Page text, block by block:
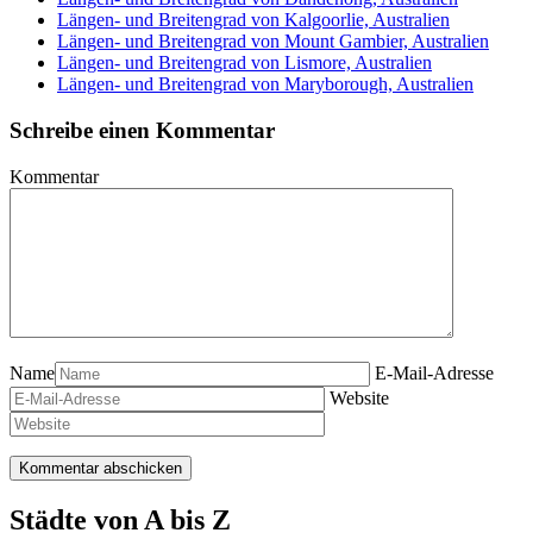
Längen- und Breitengrad von Kalgoorlie, Australien
Längen- und Breitengrad von Mount Gambier, Australien
Längen- und Breitengrad von Lismore, Australien
Längen- und Breitengrad von Maryborough, Australien
Schreibe einen Kommentar
Kommentar
Name
E-Mail-Adresse
Website
Städte von A bis Z